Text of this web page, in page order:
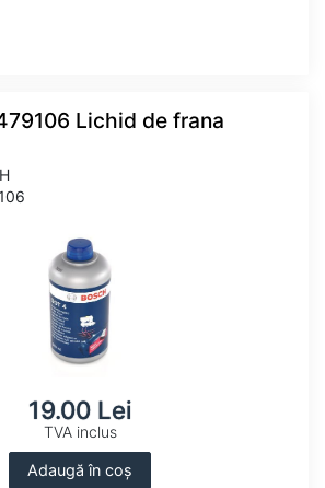
Lichid de frana
19.00 Lei
TVA inclus
Adaugă în coș